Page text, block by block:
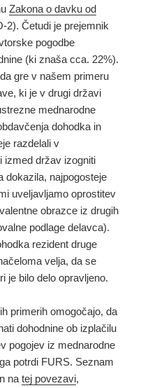
Zakona o davku od
2). Četudi je prejemnik
pogodbe
(ki znaša cca. 22%).
gre v našem primeru
ki je v drugi državi
mednarodne
dohodka in
razdelali v
izmed držav izogniti
dokazila, najpogosteje
uveljavljamo oprostitev
obrazce iz drugih
podlage delavca).
rezident druge
velja, da se
je bilo delo opravljeno.
primerih omogočajo, da
dohodnine ob izplačilu
pogojev iz mednarodne
potrdi FURS. Seznam
natej povezavi,